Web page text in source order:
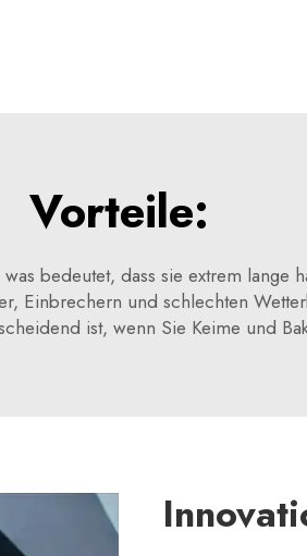
Vorteile:
bedeutet, dass sie extrem lange
Einbrechern und schlechten
ist, wenn Sie Keime und